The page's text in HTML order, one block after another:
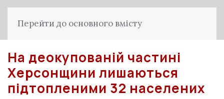
Перейти до основного вмісту
На деокупованій частині
Херсонщини лишаються
підтопленими 32 населених